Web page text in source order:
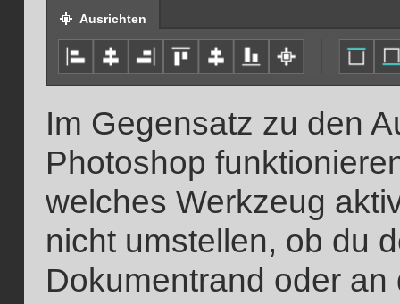
Ausrichten
Im Gegensatz zu den
Photoshop
welches Werkzeug
nicht umstellen, ob du
Dokumentrand oder